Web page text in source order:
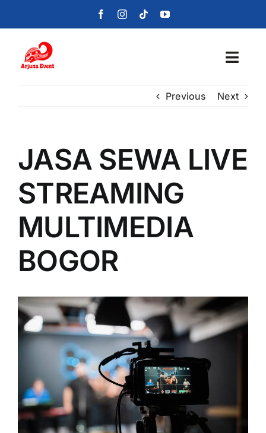
Beranda
Foto
Portofolio
Blog
Hubungi Kami
Previous Next
JASA SEWA LIVE
STREAMING
MULTIMEDIA
BOGOR